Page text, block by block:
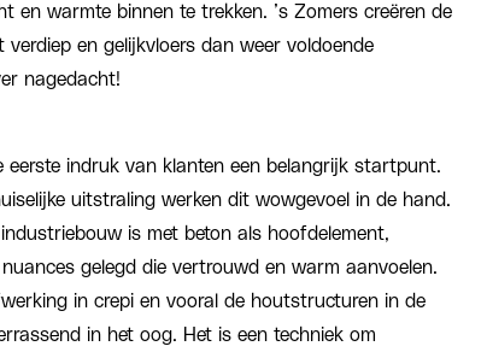
en warmte binnen te trekken. ’s Zomers creëren de
verdiep en gelijkvloers dan weer voldoende
nagedacht!
eerste indruk van klanten een belangrijk startpunt.
uitstraling werken dit wowgevoel in de hand.
is met beton als hoofdelement,
gelegd die vertrouwd en warm aanvoelen.
in crepi en vooral de houtstructuren in de
in het oog. Het is een techniek om